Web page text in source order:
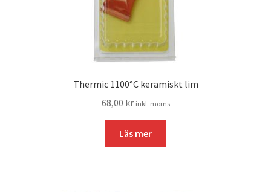
Thermic 1100°C keramiskt lim
68,00 kr inkl. moms
Läs mer